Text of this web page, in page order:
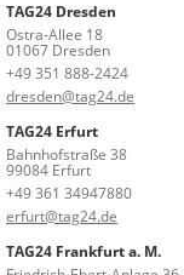
TAG24 Dresden
Ostra-Allee 18
01067 Dresden
+49 351 888-2424
dresden@tag24.de
TAG24 Erfurt
Bahnhofstraße 38
99084 Erfurt
+49 361 34947880
erfurt@tag24.de
TAG24 Frankfurt a. M.